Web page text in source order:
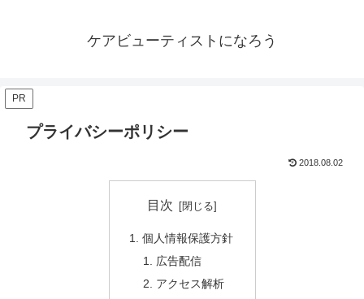
ケアビューティストになろう
PR
プライバシーポリシー
2018.08.02
目次
個人情報保護方針
広告配信
アクセス解析